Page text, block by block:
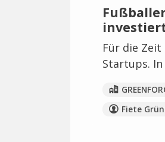
Für die
Startups.
Fiete